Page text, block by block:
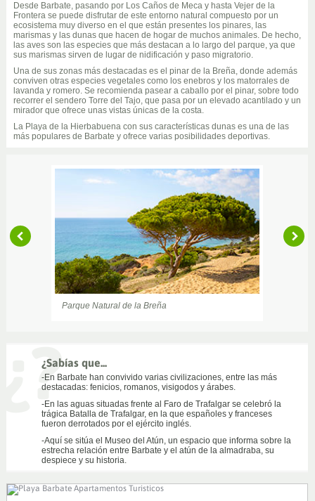
Desde Barbate, pasando por Los Caños de Meca y hasta Vejer de la
Frontera se puede disfrutar de este entorno natural compuesto por un
ecosistema muy diverso en el que están presentes los pinares, las
marismas y las dunas que hacen de hogar de muchos animales. De hecho,
las aves son las especies que más destacan a lo largo del parque, ya que
sus marismas sirven de lugar de nidificación y paso migratorio.
Una de sus zonas más destacadas es el pinar de la Breña, donde además
conviven otras especies vegetales como los enebros y los matorrales de
lavanda y romero. Se recomienda pasear a caballo por el pinar, sobre todo
recorrer el sendero Torre del Tajo, que pasa por un elevado acantilado y un
mirador que ofrece unas vistas únicas de la costa.
La Playa de la Hierbabuena con sus características dunas es una de las
más populares de Barbate y ofrece varias posibilidades deportivas.
Parque Natural de la Breña
Senderos a través del Parque Natural
¿Sabías que...
-En Barbate han convivido varias civilizaciones, entre las más
destacadas: fenicios, romanos, visigodos y árabes.
-En las aguas situadas frente al Faro de Trafalgar se celebró la
trágica Batalla de Trafalgar, en la que españoles y franceses
fueron derrotados por el ejército inglés.
-Aquí se sitúa el Museo del Atún, un espacio que informa sobre la
estrecha relación entre Barbate y el atún de la almadraba, su
despiece y su historia.